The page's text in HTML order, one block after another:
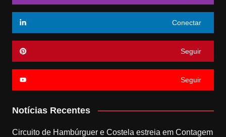
Conectar
Seguir
Seguir
Notícias Recentes
Circuito de Hambúrguer e Costela estreia em Contagem